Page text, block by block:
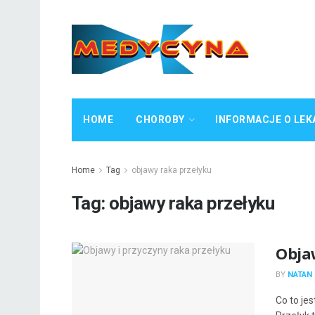
HOME CHOROBY INFORMACJE O
Home Tag objawy raka przełyku
Tag: objawy raka przełyku
BY
Co to